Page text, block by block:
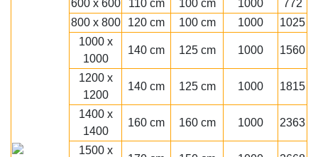
600 x 600
110 cm 100 cm 1000
772
800 x 800
120 cm 100 cm 1000
1025
1000 x
1000
140 cm 125 cm 1000 1560
1200 x
1200
140 cm 125 cm 1000 1815
1400 x
1400
160 cm 160 cm 1000 2363
1500 x